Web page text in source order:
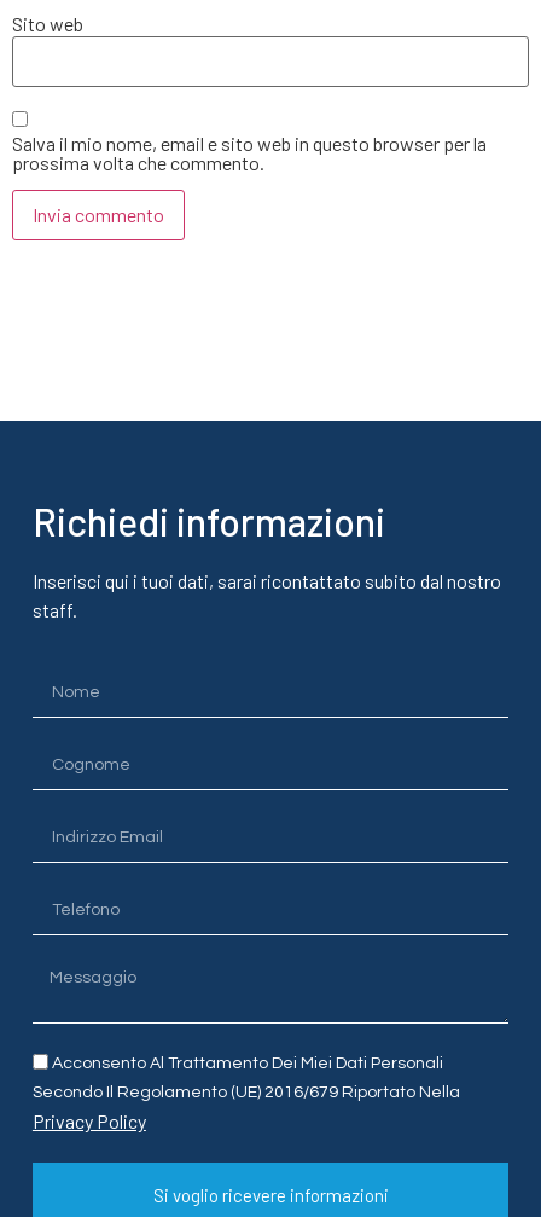
Sito web
Salva il mio nome, email e sito web in questo browser per la
prossima volta che commento.
Richiedi informazioni
Inserisci qui i tuoi dati, sarai ricontattato subito dal nostro
staff.
Acconsento Al Trattamento Dei Miei Dati Personali
Secondo Il Regolamento (UE) 2016/679 Riportato Nella
Privacy Policy
Si voglio ricevere informazioni